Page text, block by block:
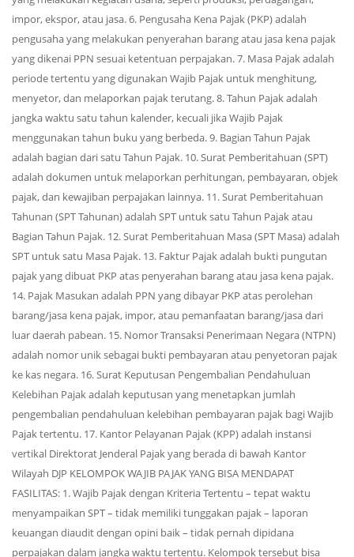
impor, ekspor, atau jasa. 6. Pengusaha Kena Pajak (PKP) adalah
pengusaha yang melakukan penyerahan barang atau jasa kena pajak
yang dikenai PPN sesuai ketentuan perpajakan. 7. Masa Pajak adalah
periode tertentu yang digunakan Wajib Pajak untuk menghitung,
menyetor, dan melaporkan pajak terutang. 8. Tahun Pajak adalah
jangka waktu satu tahun kalender, kecuali jika Wajib Pajak
menggunakan tahun buku yang berbeda. 9. Bagian Tahun Pajak
adalah bagian dari satu Tahun Pajak. 10. Surat Pemberitahuan (SPT)
adalah dokumen untuk melaporkan perhitungan, pembayaran, objek
pajak, dan kewajiban perpajakan lainnya. 11. Surat Pemberitahuan
Tahunan (SPT Tahunan) adalah SPT untuk satu Tahun Pajak atau
Bagian Tahun Pajak. 12. Surat Pemberitahuan Masa (SPT Masa) adalah
SPT untuk satu Masa Pajak. 13. Faktur Pajak adalah bukti pungutan
pajak yang dibuat PKP atas penyerahan barang atau jasa kena pajak.
14. Pajak Masukan adalah PPN yang dibayar PKP atas perolehan
barang/jasa kena pajak, impor, atau pemanfaatan barang/jasa dari
luar daerah pabean. 15. Nomor Transaksi Penerimaan Negara (NTPN)
adalah nomor unik sebagai bukti pembayaran atau penyetoran pajak
ke kas negara. 16. Surat Keputusan Pengembalian Pendahuluan
Kelebihan Pajak adalah keputusan yang menetapkan jumlah
pengembalian pendahuluan kelebihan pembayaran pajak bagi Wajib
Pajak tertentu. 17. Kantor Pelayanan Pajak (KPP) adalah instansi
vertikal Direktorat Jenderal Pajak yang berada di bawah Kantor
Wilayah DJP KELOMPOK WAJIB PAJAK YANG BISA MENDAPAT
FASILITAS: 1. Wajib Pajak dengan Kriteria Tertentu – tepat waktu
menyampaikan SPT – tidak memiliki tunggakan pajak – laporan
keuangan diaudit dengan opini baik – tidak pernah dipidana
perpajakan dalam jangka waktu tertentu. Kelompok tersebut bisa